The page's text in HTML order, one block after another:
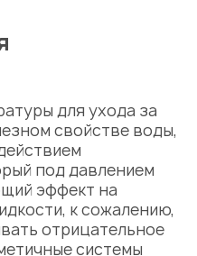
для ухода за
свойстве воды,
под давлением
эффект на
к сожалению,
отрицательное
системы